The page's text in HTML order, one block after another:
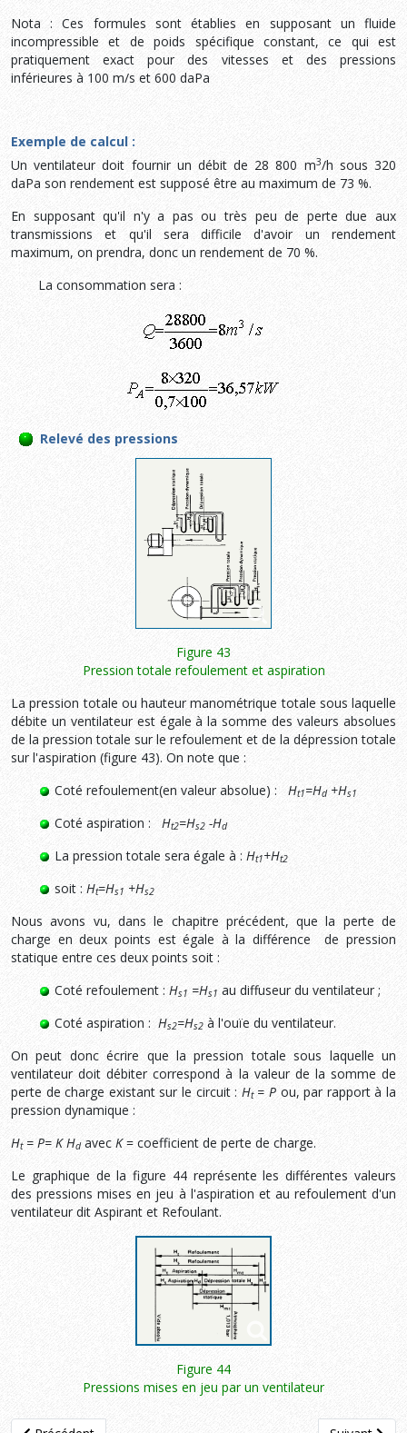
Nota : Ces formules sont établies en supposant un fluide
incompressible et de poids spécifique constant, ce qui est
pratiquement exact pour des vitesses et des pressions
inférieures à 100 m/s et 600 daPa
Exemple de calcul :
Un ventilateur doit fournir un débit de 28 800 m3/h sous 320
daPa son rendement est supposé être au maximum de 73 %.
En supposant qu'il n'y a pas ou très peu de perte due aux
transmissions et qu'il sera difficile d'avoir un rendement
maximum, on prendra, donc un rendement de 70 %.
La consommation sera :
Relevé des pressions
Figure 43
Pression totale refoulement et aspiration
La pression totale ou hauteur manométrique totale sous laquelle
débite un ventilateur est égale à la somme des valeurs absolues
de la pression totale sur le refoulement et de la dépression totale
sur l'aspiration (figure 43). On note que :
Coté refoulement(en valeur absolue) : Ht1=Hd+Hs1
Coté aspiration : Ht2=Hs2 -Hd
La pression totale sera égale à : Ht1+Ht2
soit : Ht=Hs1 +Hs2
Nous avons vu, dans le chapitre précédent, que la perte de
charge en deux points est égale à la différence de pression
statique entre ces deux points soit :
Coté refoulement : Hs1 =Hs1 au diffuseur du ventilateur ;
Coté aspiration : Hs2=Hs2 à l'ouïe du ventilateur.
On peut donc écrire que la pression totale sous laquelle un
ventilateur doit débiter correspond à la valeur de la somme de
perte de charge existant sur le circuit : Ht=P ou, par rapport à la
pression dynamique :
Ht= P= K Hd avec K= coefficient de perte de charge.
Le graphique de la figure 44 représente les différentes valeurs
des pressions mises en jeu à l'aspiration et au refoulement d'un
ventilateur dit Aspirant et Refoulant.
Figure 44
Pressions mises en jeu par un ventilateur